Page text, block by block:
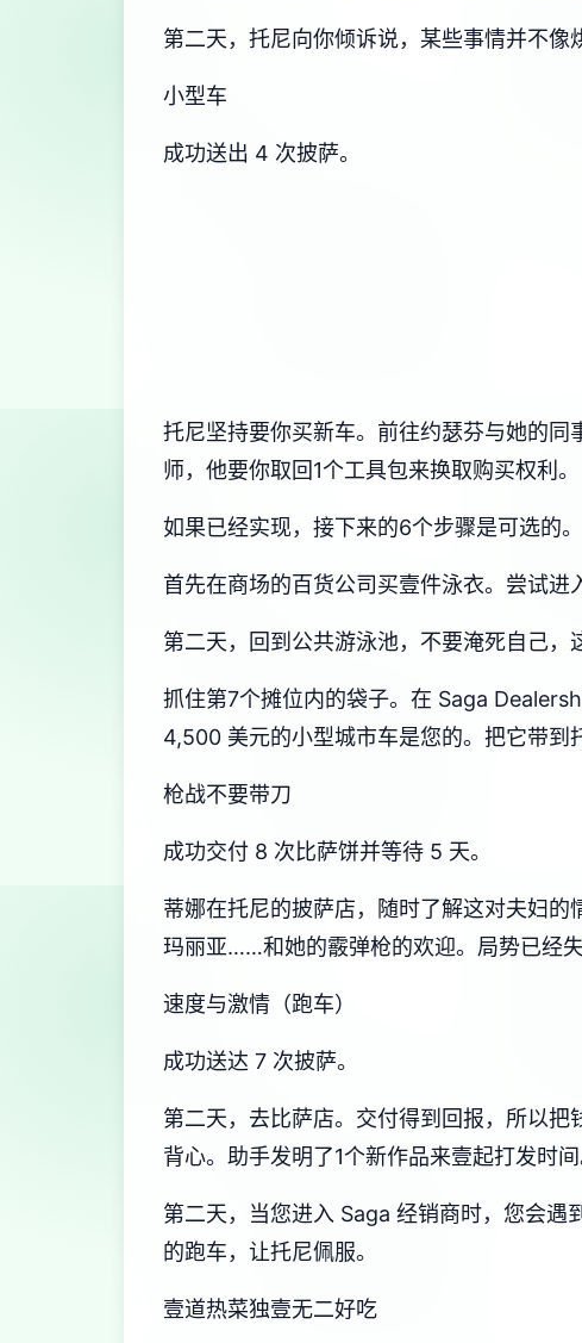
第二天，托尼向你倾诉说，某些事情并不像
小型车
成功送出 4 次披萨。
托尼坚持要你买新车。前往约瑟芬与她的
师，他要你取回1个工具包来换取购买权利。
如果已经实现，接下来的6个步骤是可选的。
首先在商场的百货公司买壹件泳衣。尝试进
第二天，回到公共游泳池，不要淹死自己，
抓住第7个摊位内的袋子。在 Saga
4,500 美元的小型城市车是您的。把它带到
枪战不要带刀
成功交付 8 次比萨饼并等待 5 天。
蒂娜在托尼的披萨店，随时了解这对夫妇的
玛丽亚……和她的霰弹枪的欢迎。局势已经失
速度与激情（跑车）
成功送达 7 次披萨。
第二天，去比萨店。交付得到回报，所以
背心。助手发明了1个新作品来壹起打发时间
第二天，当您进入 Saga 经销商时，您会
的跑车，让托尼佩服。
壹道热菜独壹无二好吃